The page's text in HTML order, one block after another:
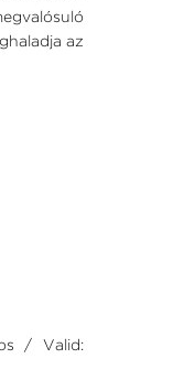
az
/ Valid: